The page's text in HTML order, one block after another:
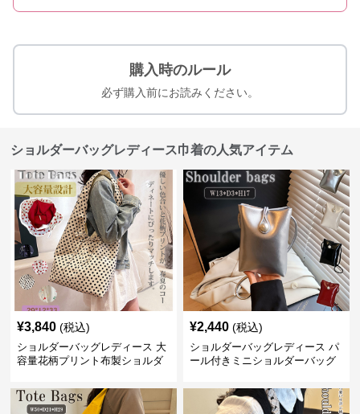
購入時のルール
必ず購入前にお読みください。
ショルダーバッグレディース巾着の人気アイテム
¥3,840 (税込)
ショルダーバッグレディース 大
容量花柄プリント布製ショルダ
¥2,440 (税込)
ショルダーバッグレディース パ
ール付きミニショルダーバッグ